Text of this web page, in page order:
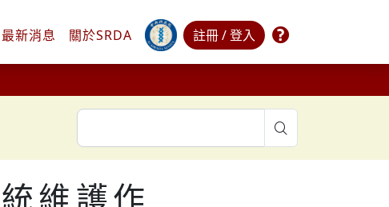
最新消息 關於SRDA 註冊 / 登入
維護作